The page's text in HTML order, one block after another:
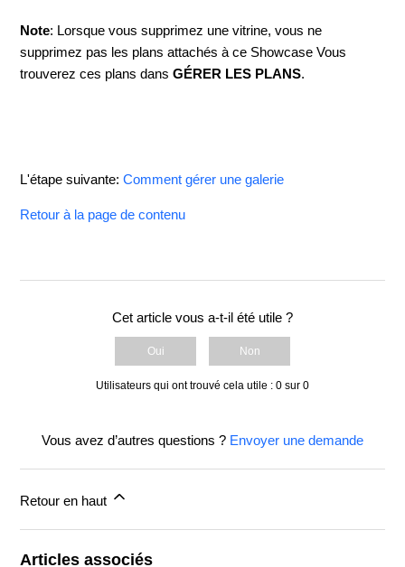
Note: Lorsque vous supprimez une vitrine, vous ne
supprimez pas les plans attachés à ce Showcase Vous
trouverez ces plans dans GÉRER LES PLANS.
L'étape suivante:Comment gérer une galerie
Retour à la page de contenu
Cet article vous a-t-il été utile ?
Oui Non
Utilisateurs qui ont trouvé cela utile : 0 sur 0
Vous avez d’autres questions ? Envoyer une demande
Retour en haut
Articles associés